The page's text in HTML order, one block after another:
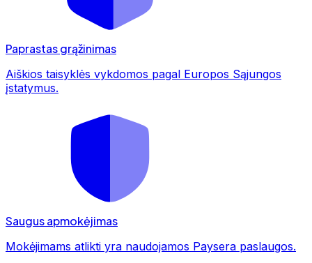
Paprastas grąžinimas
Aiškios taisyklės vykdomos pagal Europos Sąjungos
įstatymus.
Saugus apmokėjimas
Mokėjimams atlikti yra naudojamos Paysera paslaugos.